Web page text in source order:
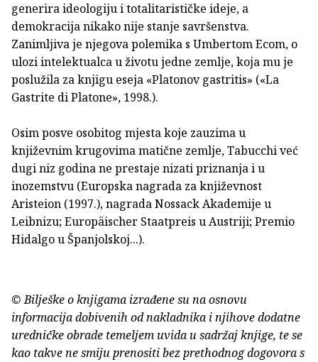
generira ideologiju i totalitarističke ideje, a
demokracija nikako nije stanje savršenstva.
Zanimljiva je njegova polemika s Umbertom Ecom, o
ulozi intelektualca u životu jedne zemlje, koja mu je
poslužila za knjigu eseja «Platonov gastritis» («La
Gastrite di Platone», 1998.).
Osim posve osobitog mjesta koje zauzima u
književnim krugovima matične zemlje, Tabucchi već
dugi niz godina ne prestaje nizati priznanja i u
inozemstvu (Europska nagrada za književnost
Aristeion (1997.), nagrada Nossack Akademije u
Leibnizu; Europäischer Staatpreis u Austriji; Premio
Hidalgo u Španjolskoj...).
© Bilješke o knjigama izrađene su na osnovu
informacija dobivenih od nakladnika i njihove dodatne
uredničke obrade temeljem uvida u sadržaj knjige, te se
kao takve ne smiju prenositi bez prethodnog dogovora s